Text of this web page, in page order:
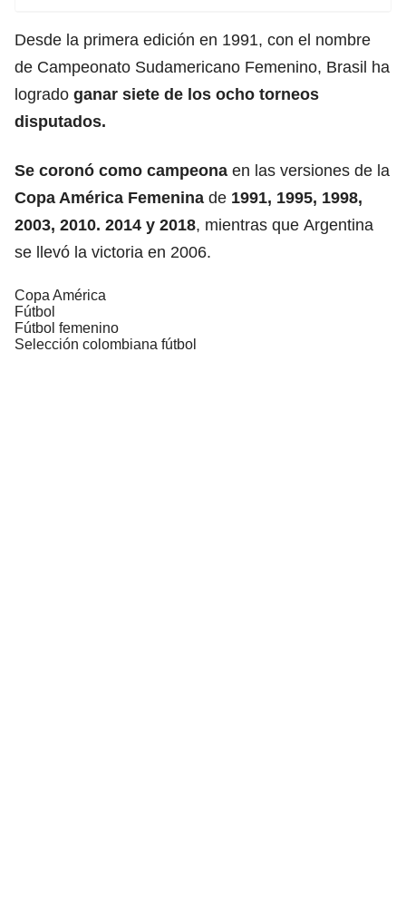
Desde la primera edición en 1991, con el nombre
de Campeonato Sudamericano Femenino, Brasil ha
logrado ganar siete de los ocho torneos
disputados.
Se coronó como campeona en las versiones de la
Copa América Femenina de 1991, 1995, 1998,
2003, 2010. 2014 y 2018, mientras que Argentina
se llevó la victoria en 2006.
Copa América
Fútbol
Fútbol femenino
Selección colombiana fútbol